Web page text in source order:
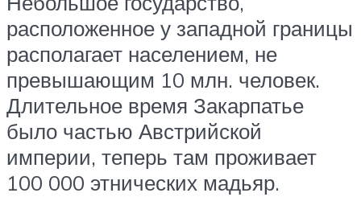
расположенное у западной границы
располагает населением, не
превышающим 10 млн. человек.
Длительное время Закарпатье
было частью Австрийской
империи, теперь там проживает
100 000 этнических мадьяр.